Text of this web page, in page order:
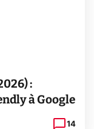
:
à Google
14